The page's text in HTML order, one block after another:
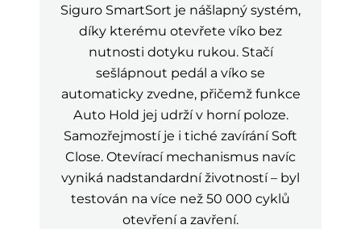
Siguro SmartSort je nášlapný systém,
díky kterému otevřete víko bez
nutnosti dotyku rukou. Stačí
sešlápnout pedál a víko se
automaticky zvedne, přičemž funkce
Auto Hold jej udrží v horní poloze.
Samozřejmostí je i tiché zavírání Soft
Close. Otevírací mechanismus navíc
vyniká nadstandardní životností – byl
testován na více než 50 000 cyklů
otevření a zavření.